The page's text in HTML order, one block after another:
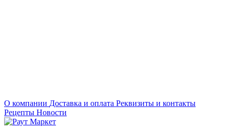
О компании Доставка и оплата Реквизиты и контакты
Рецепты Новости